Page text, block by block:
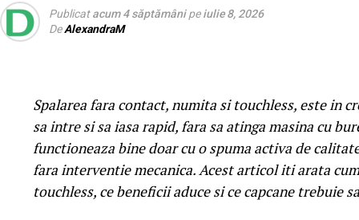
Publicat acum 4 săptămâni pe iulie 8, 2026
De AlexandraM
Spalarea fara contact, numita si touchless, este in
sa intre si sa iasa rapid, fara sa atinga masina cu
functioneaza bine doar cu o spuma activa de
fara interventie mecanica. Acest articol iti arata
touchless, ce beneficii aduce si ce capcane trebuie